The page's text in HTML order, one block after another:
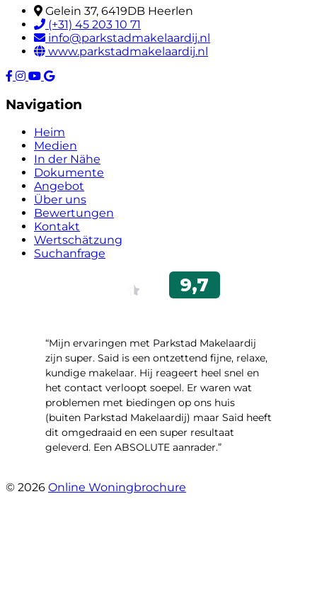
Gelein 37, 6419DB Heerlen
(+31) 45 203 10 71
info@parkstadmakelaardij.nl
www.parkstadmakelaardij.nl
Navigation
Heim
Medien
In der Nähe
Dokumente
Angebot
Über uns
Bewertungen
Kontakt
Wertschätzung
Suchanfrage
“Mijn ervaringen met Parkstad Makelaardij
zijn super. Said is een ontzettend fijne, relaxe,
kundige makelaar. Hij reageert heel snel en
het contact verloopt soepel. Er waren wat
problemen met biedingen op ons huis
(buiten Parkstad Makelaardij) maar Said heeft
dit omgedraaid en een super resultaat
geleverd. Een ABSOLUTE aanrader.”
© 2026 Online Woningbrochure